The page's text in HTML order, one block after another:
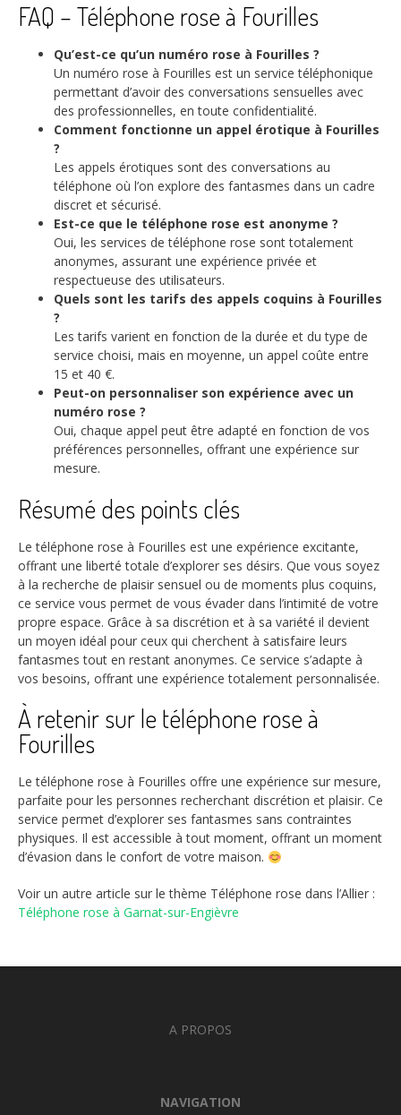
FAQ – Téléphone rose à Fourilles
Qu’est-ce qu’un numéro rose à Fourilles ?
Un numéro rose à Fourilles est un service téléphonique
permettant d’avoir des conversations sensuelles avec
des professionnelles, en toute confidentialité.
Comment fonctionne un appel érotique à Fourilles
?
Les appels érotiques sont des conversations au
téléphone où l’on explore des fantasmes dans un cadre
discret et sécurisé.
Est-ce que le téléphone rose est anonyme ?
Oui, les services de téléphone rose sont totalement
anonymes, assurant une expérience privée et
respectueuse des utilisateurs.
Quels sont les tarifs des appels coquins à Fourilles
?
Les tarifs varient en fonction de la durée et du type de
service choisi, mais en moyenne, un appel coûte entre
15 et 40 €.
Peut-on personnaliser son expérience avec un
numéro rose ?
Oui, chaque appel peut être adapté en fonction de vos
préférences personnelles, offrant une expérience sur
mesure.
Résumé des points clés
Le téléphone rose à Fourilles est une expérience excitante,
offrant une liberté totale d’explorer ses désirs. Que vous soyez
à la recherche de plaisir sensuel ou de moments plus coquins,
ce service vous permet de vous évader dans l’intimité de votre
propre espace. Grâce à sa discrétion et à sa variété il devient
un moyen idéal pour ceux qui cherchent à satisfaire leurs
fantasmes tout en restant anonymes. Ce service s’adapte à
vos besoins, offrant une expérience totalement personnalisée.
À retenir sur le téléphone rose à
Fourilles
Le téléphone rose à Fourilles offre une expérience sur mesure,
parfaite pour les personnes recherchant discrétion et plaisir. Ce
service permet d’explorer ses fantasmes sans contraintes
physiques. Il est accessible à tout moment, offrant un moment
d’évasion dans le confort de votre maison.
Voir un autre article sur le thème Téléphone rose dans l’Allier :
Téléphone rose à Garnat-sur-Engièvre
A PROPOS
NAVIGATION